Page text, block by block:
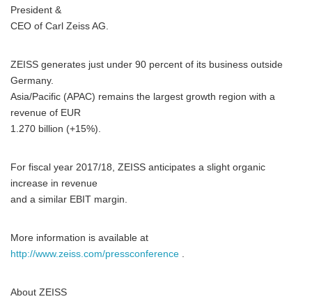
President &
CEO of Carl Zeiss AG.
ZEISS generates just under 90 percent of its business outside
Germany.
Asia/Pacific (APAC) remains the largest growth region with a
revenue of EUR
1.270 billion (+15%).
For fiscal year 2017/18, ZEISS anticipates a slight organic
increase in revenue
and a similar EBIT margin.
More information is available at
http://www.zeiss.com/pressconference .
About ZEISS